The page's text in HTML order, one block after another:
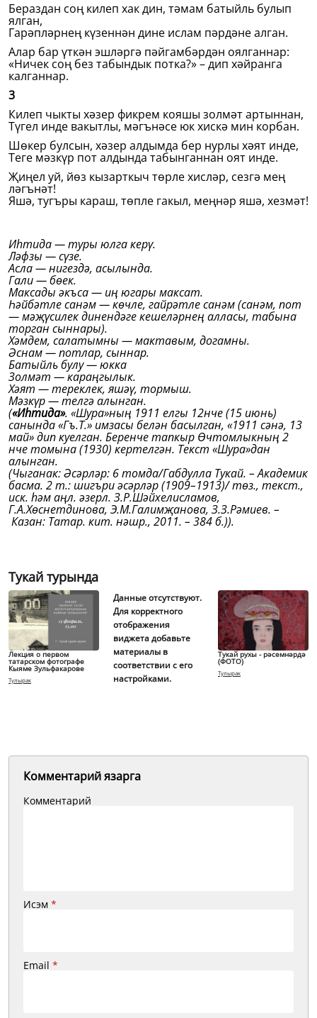
Бераздан соң килеп хак дин, тәмам батыйль булып
ялган,
Гарәпләрнең күзеннән дине ислам пәрдәне алган.
Алар бар үткән эшләргә пәйгамбәрдән оялганнар:
«Ничек соң без табындык потка?» – дип хәйранга
калганнар.
3
Килеп чыкты хәзер фикрем кояшы золмәт артыннан,
Түгел инде вакытлы, мәгънәсе юк хискә мин корбан.
Шөкер булсын, хәзер алдымда бер нурлы хәят инде,
Теге мәзкүр пот алдында табынганнан оят инде.
Җиңел уй, йөз кызарткыч төрле хисләр, сезгә мең
ләгънәт!
Яшә, тугъры караш, төпле гакыл, меңнәр яшә, хезмәт!
Иһтида — туры юлга керү.
Ләфзы — сүзе.
Асла — нигездә, асылында.
Гали — бөек.
Максады әкъса — иң югары максат.
Һәйбәтле санәм — көчле, гайрәтле санәм (санәм, пот
— мәҗүсилек динендәге кешеләрнең алласы, табына
торган сыннары).
Хәмдем, салатымны — мактавым, догамны.
Әснам — потлар, сыннар.
Батыйль булу — юкка
Золмәт — караңгылык.
Хәят — тереклек, яшәү, тормыш.
Мәзкүр — телгә алынган.
(«Иһтида». «Шура»ның 1911 елгы 12нче (15 июнь)
санында «Гъ.Т.» имзасы белән басылган, «1911 сәнә, 13
май» дип куелган. Беренче тапкыр Өчтомлыкның 2
нче томына (1930) кертелгән. Текст «Шура»дан
алынган.
(Чыганак: Әсәрләр: 6 томда/Габдулла Тукай. – Академик
басма. 2 т.: шигъри әсәрләр (1909–1913)/ төз., текст.,
иск. һәм аңл. әзерл. З.Р.Шәйхелисламов,
Г.А.Хөснетдинова, Э.М.Галимҗанова, З.З.Рәмиев. –
Казан: Татар. кит. нәшр., 2011. – 384 б.)).
Тукай турында
Лекция о первом
татарском фотографе
Кыяме Зульфакарове
Тулырак
Данные отсутствуют.
Для корректного
отображения
виджета добавьте
материалы в
соответствии с его
настройками.
Тукай рухы - рәсемнәрдә
(ФОТО)
Тулырак
Комментарий язарга
Комментарий
Исэм *
Email *